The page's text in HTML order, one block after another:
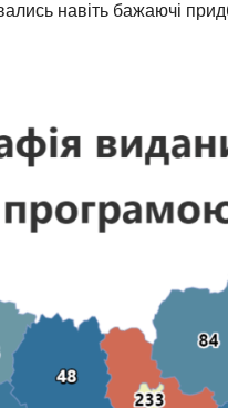
навіть бажаючі